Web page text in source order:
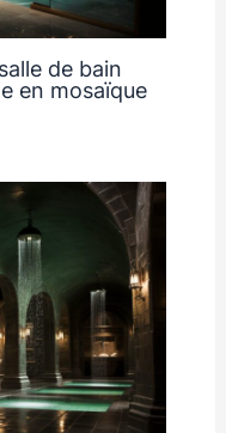
de bain
en mosaïque